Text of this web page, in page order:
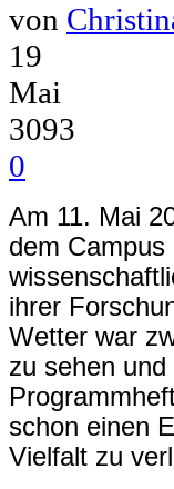
von
19
Mai
3093
0
Am 11. Mai
dem
ihrer
Wetter war
zu sehen
schon einen
Vielfalt zu